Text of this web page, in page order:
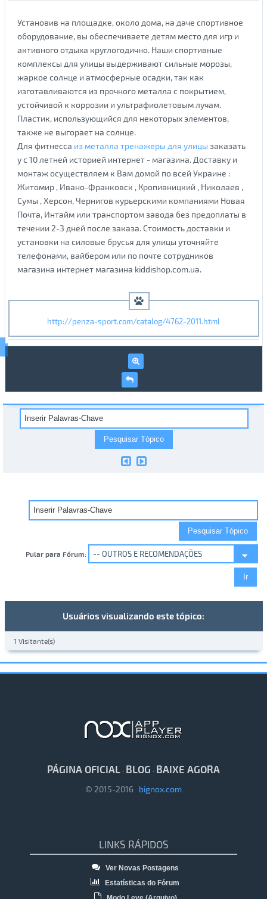
Установив на площадке, около дома, на даче спортивное
оборудование, вы обеспечиваете детям место для игр и
активного отдыха круглогодично. Наши спортивные
комплексы для улицы выдерживают сильные морозы,
жаркое солнце и атмосферные осадки, так как
изготавливаются из прочного металла с покрытием,
устойчивой к коррозии и ультрафиолетовым лучам.
Пластик, использующийся для некоторых элементов,
также не выгорает на солнце.
Для фитнесса из металла тренажеры для улицы заказать
у с 10 летней историей интернет - магазина. Доставку и
монтаж осуществляем к Вам домой по всей Украине :
Житомир , Ивано-Франковск , Кропивницкий , Николаев ,
Сумы , Херсон, Чернигов курьерскими компаниями Новая
Почта, Интайм или транспортом завода без предоплаты в
течении 2-3 дней после заказа. Стоимость доставки и
установки на силовые брусья для улицы уточняйте
телефонами, вайбером или по почте сотрудников
магазина интернет магазина kiddishop.com.ua.
http://penza-sport.com/catalog/4762-2011.html
Pular para Fórum:
Usuários visualizando este tópico:
1 Visitante(s)
PÁGINA OFICIAL · BLOG · BAIXE AGORA
© 2015-2016 bignox.com
LINKS RÁPIDOS
Ver Novas Postagens
Estatísticas do Fórum